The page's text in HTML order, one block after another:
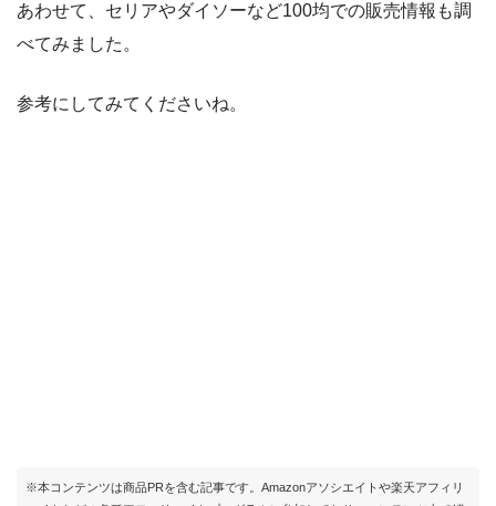
あわせて、セリアやダイソーなど100均での販売情報も調
べてみました。
参考にしてみてくださいね。
※本コンテンツは商品PRを含む記事です。Amazonアソシエイトや楽天アフィリ